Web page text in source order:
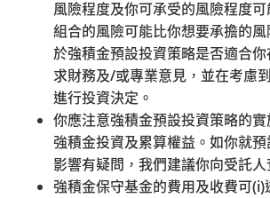
風險程度及你可承受的風險程度
組合的風險可能比你想要承擔的
於強積金預設投資策略是否適合
求財務及/或專業意見，並在考慮
進行投資決定。
你應注意強積金預設投資策略的
強積金投資及累算權益。如你就
影響有疑問，我們建議你向受託人
強積金保守基金的費用及收費可(i)
2017年4月
3日
如計劃成員對「預
投資通知書」有任
受託人之客戶服務
代表聯絡。
中銀保誠簡易強積
3030
我的強積金計劃: